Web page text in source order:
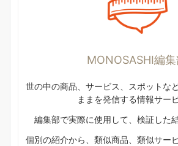
MONOSASHI編集
世の中の商品、サービス、スポットな
ままを発信する情報サービ
編集部で実際に使用して、検証した
個別の紹介から、類似商品、類似サー